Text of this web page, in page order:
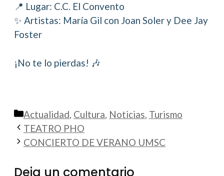
📍 Lugar: C.C. El Convento
✨ Artistas: María Gil con Joan Soler y Dee Jay
Foster
¡No te lo pierdas! 🎶
Categorías
Actualidad, Cultura, Noticias, Turismo
TEATRO PHO
CONCIERTO DE VERANO UMSC
Deja un comentario